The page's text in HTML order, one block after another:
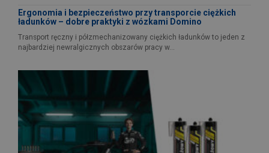
Ergonomia i bezpieczeństwo przy transporcie ciężkich
ładunków – dobre praktyki z wózkami Domino
Transport ręczny i półzmechanizowany ciężkich ładunków to jeden z
najbardziej newralgicznych obszarów pracy w...